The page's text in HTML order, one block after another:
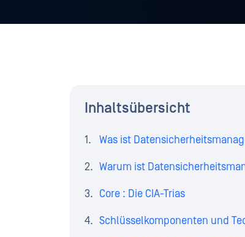
Inhaltsübersicht
Was ist
Warum ist
Core : Die CIA-Trias
Schlüsselkomponenten und